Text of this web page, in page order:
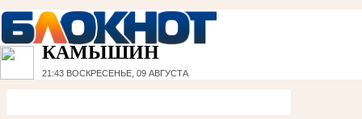
КАМЫШИН
21:43 ВОСКРЕСЕНЬЕ, 09 АВГУСТА